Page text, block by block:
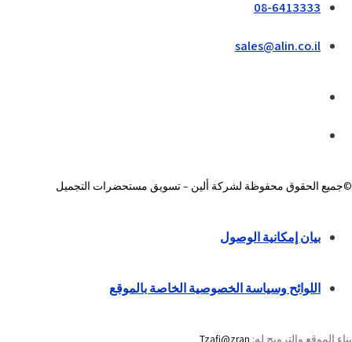
08-6413333
sales@alin.co.il
©جميع الحقوق محفوظة لشركة ألين – تسويق مستحضرات التجميل
بيان إمكانية الوصول
اللوائح وسياسة الخصوصية الخاصة بالموقع
بناء الموقع والترويج له: Tzafi@zran